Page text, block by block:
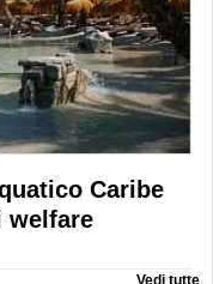
Caribe
welfare
Vedi tutte